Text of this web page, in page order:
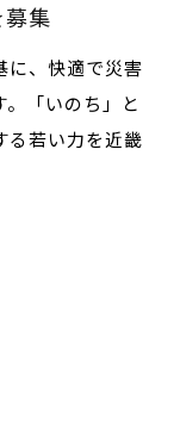
集
、 快適で災害
「いのち」と
る若い力を近畿